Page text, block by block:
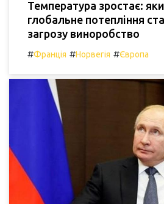
Температура зростає:
глобальне потепління
загрозу виноробство
#Франція #Норвегія #Європа